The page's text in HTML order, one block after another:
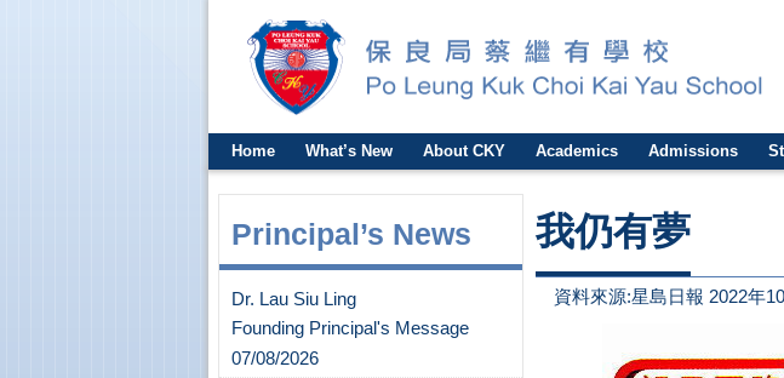
Home What’s New About CKY Academics Admissions
Principal’s News
Dr. Lau Siu Ling
Founding Principal's Message
07/08/2026
我仍有夢
資料來源:星島日報 2022年